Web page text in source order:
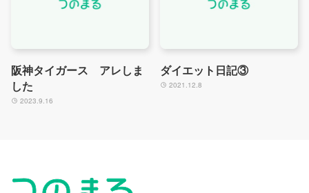
阪神タイガース アレしま
した
2023.9.16
ダイエット日記③
2021.12.8